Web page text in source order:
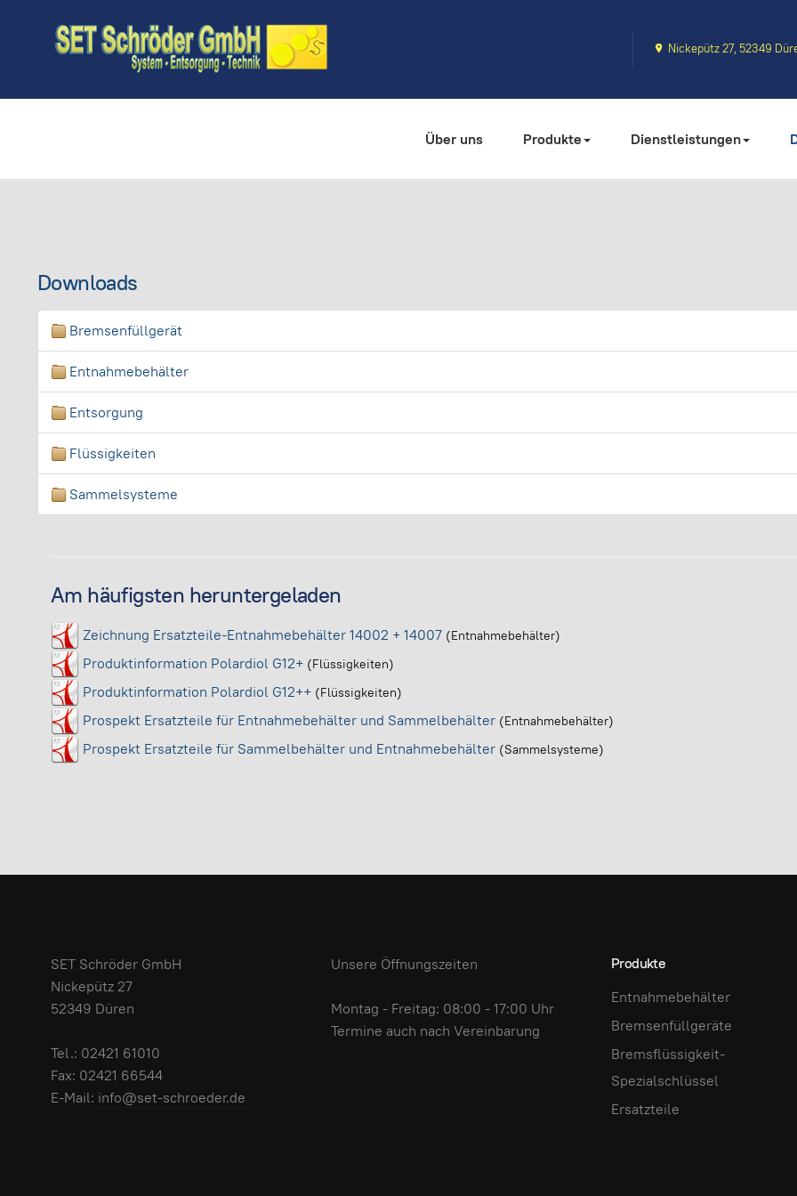
Nickepütz 27, 52349
Über uns Produkte Dienstleistungen
Downloads
Bremsenfüllgerät
Entnahmebehälter
Entsorgung
Flüssigkeiten
Sammelsysteme
Am häufigsten heruntergeladen
Zeichnung Ersatzteile-Entnahmebehälter 14002 + 14007 (Entnahmebehälter)
Produktinformation Polardiol G12+ (Flüssigkeiten)
Produktinformation Polardiol G12++ (Flüssigkeiten)
Prospekt Ersatzteile für Entnahmebehälter und Sammelbehälter (Entnahmebehälter)
Prospekt Ersatzteile für Sammelbehälter und Entnahmebehälter (Sammelsysteme)
SET Schröder GmbH
Nickepütz 27
52349 Düren
Tel.: 02421 61010
Fax: 02421 66544
E-Mail: info@set-schroeder.de
Unsere Öffnungszeiten
Montag - Freitag: 08:00 - 17:00 Uhr
Termine auch nach Vereinbarung
Produkte
Entnahmebehälter
Bremsenfüllgeräte
Bremsflüssigkeit-
Spezialschlüssel
Ersatzteile